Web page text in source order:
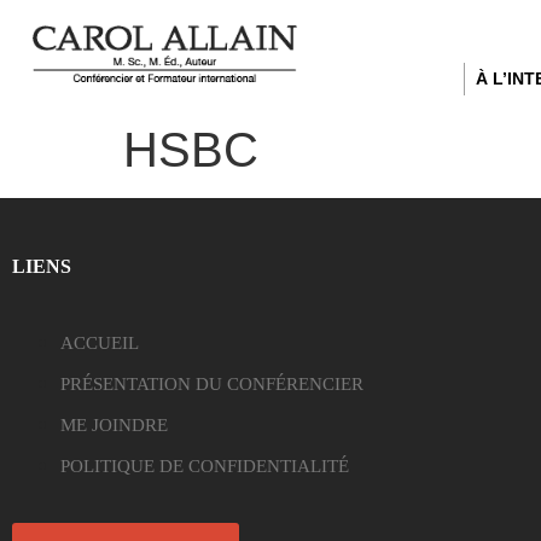
À
HSBC
LIENS
ACCUEIL
PRÉSENTATION DU CONFÉRENCIER
ME JOINDRE
POLITIQUE DE CONFIDENTIALITÉ